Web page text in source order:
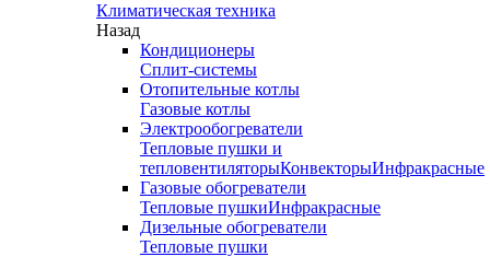
Климатическая техника
Назад
Кондиционеры
Сплит-системы
Отопительные котлы
Газовые котлы
Электрообогреватели
Тепловые пушки и
тепловентиляторыКонвекторыИнфракрасные
Газовые обогреватели
Тепловые пушкиИнфракрасные
Дизельные обогреватели
Тепловые пушки